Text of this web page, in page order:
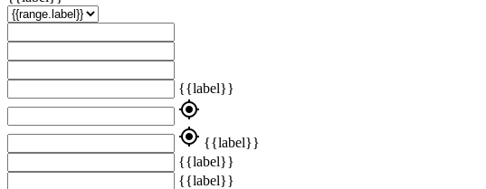
{{label}}
my_location
my_location {{label}}
{{label}}
{{label}}